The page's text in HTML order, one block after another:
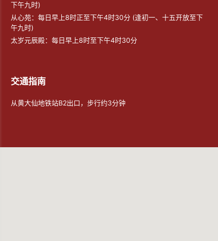
下午九时)
从心苑：每日早上8时正至下午4时30分 (逢初一、十五开放至下
午九时)
太岁元辰殿：每日早上8时至下午4时30分
交通指南
从黄大仙地铁站B2出口，步行约3分钟